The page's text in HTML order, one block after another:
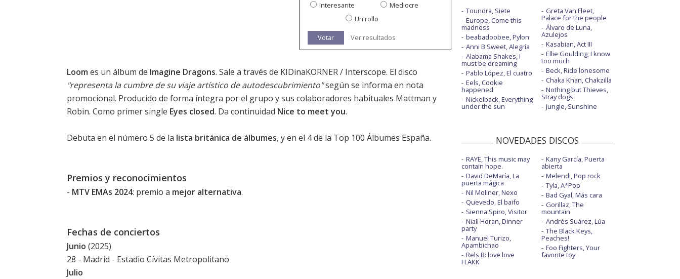
Interesante
Mediocre
Un rollo
Votar Ver resultados
Loom es un álbum de Imagine Dragons. Sale a través de KIDinaKORNER / Interscope. El disco
"representa la cumbre de su viaje artístico de autodescubrimiento"según se informa en nota
promocional. Producido de forma íntegra por el grupo y sus colaboradores habituales Mattman y
Robin. Como primer single Eyes closed. Da continuidad Nice to meet you.
Debuta en el número 5 de la lista británica de álbumes, y en el 4 de la Top 100 Álbumes España.
Premios y reconocimientos
- MTV EMAs 2024: premio a mejor alternativa.
Fechas de conciertos
Junio (2025)
28 - Madrid - Estadio Cívitas Metropolitano
Julio
Toundra, Siete
Europe, Come this
madness
beabadoobee, Pylon
Anni B Sweet, Alegría
Alabama Shakes, I
must be dreaming
Pablo López, El cuatro
Eels, Cookie
happened
Nickelback, Everything
under the sun
Greta Van Fleet,
Palace for the people
Álvaro de Luna,
Azulejos
Kasabian, Act III
Ellie Goulding, I know
too much
Beck, Ride lonesome
Chaka Khan, Chakzilla
Nothing but Thieves,
Stray dogs
Jungle, Sunshine
NOVEDADES DISCOS
RAYE, This music may
contain hope.
David DeMaría, La
puerta mágica
Nil Moliner, Nexo
Quevedo, El baifo
Sienna Spiro, Visitor
Niall Horan, Dinner
party
Manuel Turizo,
Apambichao
Rels B: love love
FLAKK
Kany García, Puerta
abierta
Melendi, Pop rock
Tyla, A*Pop
Bad Gyal, Más cara
Gorillaz, The
mountain
Andrés Suárez, Lúa
The Black Keys,
Peaches!
Foo Fighters, Your
favorite toy